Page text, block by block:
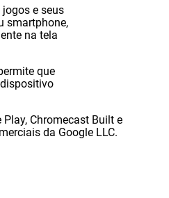
e seus
smartphone,
na tela
que
Chromecast Built e
da Google LLC.